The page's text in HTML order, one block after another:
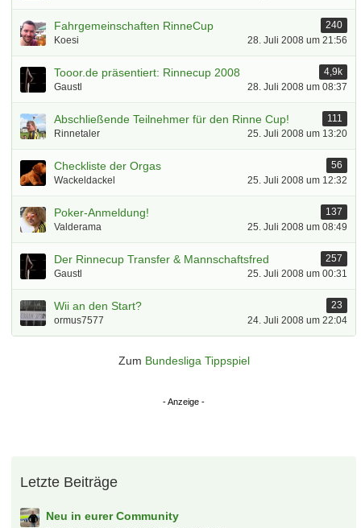
Fahrgemeinschaften RinneCup
240
Koesi
28. Juli 2008 um 21:56
Tooor.de präsentiert: Rinnecup 2008
4,9k
Gaustl
28. Juli 2008 um 08:37
Abschließende Teilnehmer für den Rinne Cup!
111
Rinnetaler
25. Juli 2008 um 13:20
Checkliste der Orgas
56
Wackeldackel
25. Juli 2008 um 12:32
Poker-Anmeldung!
137
Valderama
25. Juli 2008 um 08:49
Der Rinnecup Transfer & Mannschaftsfred
257
Gaustl
25. Juli 2008 um 00:31
Wii an den Start?
23
ormus7577
24. Juli 2008 um 22:04
Zum Bundesliga Tippspiel